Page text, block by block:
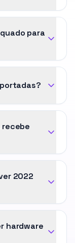
para
recebe
2022
hardware